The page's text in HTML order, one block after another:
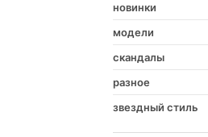
новинки
модели
скандалы
разное
звездный стиль